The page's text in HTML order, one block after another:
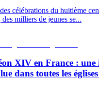
célébrations du huitième
milliers de jeunes se...
XIV en France : une
dans toutes les